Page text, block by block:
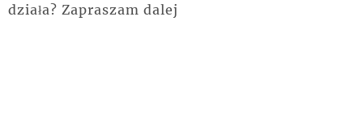
działa? Zapraszam dalej